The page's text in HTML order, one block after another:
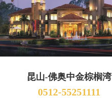
昆山-佛奥中金棕榈湾
0512-55251111